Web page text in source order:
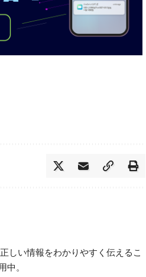
しい情報をわかりやすく伝えるこ
。